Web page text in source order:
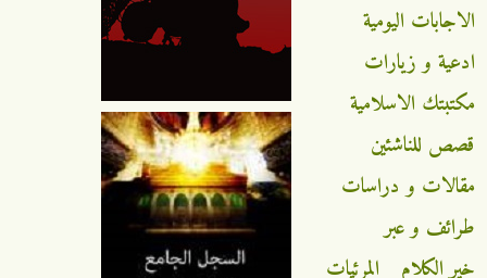
الاجابات اليومية
ادعية و زيارات
مكتبتك الاسلامية
قصص للناشئين
مقالات و دراسات
طرائف و عبر
خير الكلام
المرئيات